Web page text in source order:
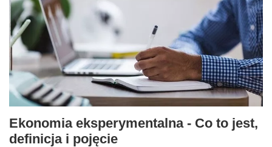
Ekonomia eksperymentalna - Co to jest,
definicja i pojęcie